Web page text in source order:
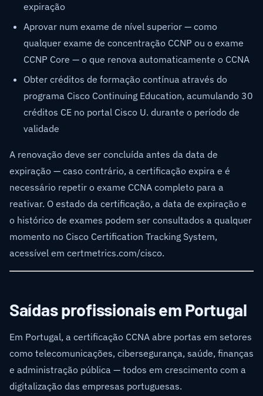
expiração
Aprovar num exame de nível superior — como
qualquer exame de concentração CCNP ou o exame
CCNP Core — o que renova automaticamente o CCNA
Obter créditos de formação contínua através do
programa Cisco Continuing Education, acumulando 30
créditos CE no portal Cisco U. durante o período de
validade
A renovação deve ser concluída antes da data de
expiração — caso contrário, a certificação expira e é
necessário repetir o exame CCNA completo para a
reativar. O estado da certificação, a data de expiração e
o histórico de exames podem ser consultados a qualquer
momento no Cisco Certification Tracking System,
acessível em certmetrics.com/cisco.
Saídas profissionais em Portugal
Em Portugal, a certificação CCNA abre portas em setores
como telecomunicações, cibersegurança, saúde, finanças
e administração pública — todos em crescimento com a
digitalização das empresas portuguesas.